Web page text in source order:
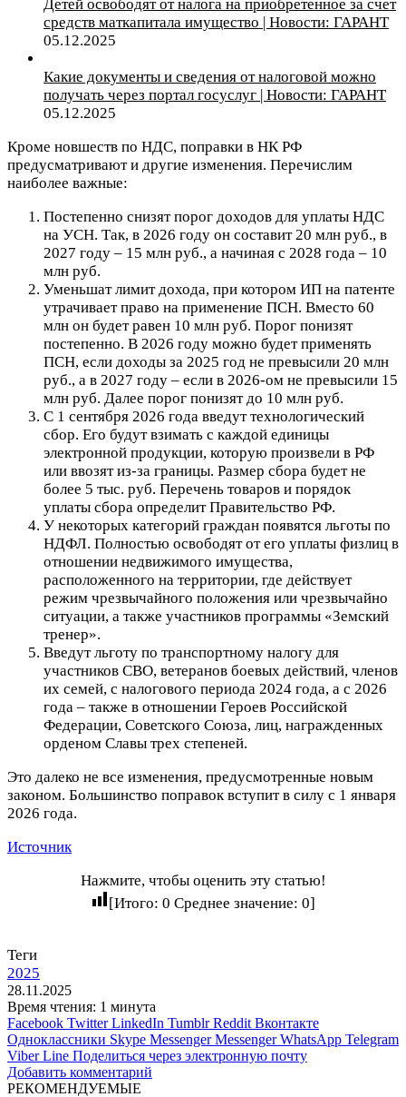
Детей освободят от налога на приобретенное за счет
средств маткапитала имущество | Новости: ГАРАНТ
05.12.2025
Какие документы и сведения от налоговой можно
получать через портал госуслуг | Новости: ГАРАНТ
05.12.2025
Кроме новшеств по НДС, поправки в НК РФ
предусматривают и другие изменения. Перечислим
наиболее важные:
Постепенно снизят порог доходов для уплаты НДС
на УСН. Так, в 2026 году он составит 20 млн руб., в
2027 году – 15 млн руб., а начиная с 2028 года – 10
млн руб.
Уменьшат лимит дохода, при котором ИП на патенте
утрачивает право на применение ПСН. Вместо 60
млн он будет равен 10 млн руб. Порог понизят
постепенно. В 2026 году можно будет применять
ПСН, если доходы за 2025 год не превысили 20 млн
руб., а в 2027 году – если в 2026-ом не превысили 15
млн руб. Далее порог понизят до 10 млн руб.
С 1 сентября 2026 года введут технологический
сбор. Его будут взимать с каждой единицы
электронной продукции, которую произвели в РФ
или ввозят из-за границы. Размер сбора будет не
более 5 тыс. руб. Перечень товаров и порядок
уплаты сбора определит Правительство РФ.
У некоторых категорий граждан появятся льготы по
НДФЛ. Полностью освободят от его уплаты физлиц в
отношении недвижимого имущества,
расположенного на территории, где действует
режим чрезвычайного положения или чрезвычайно
ситуации, а также участников программы «Земский
тренер».
Введут льготу по транспортному налогу для
участников СВО, ветеранов боевых действий, членов
их семей, с налогового периода 2024 года, а с 2026
года – также в отношении Героев Российской
Федерации, Советского Союза, лиц, награжденных
орденом Славы трех степеней.
Это далеко не все изменения, предусмотренные новым
законом. Большинство поправок вступит в силу с 1 января
2026 года.
Источник
Нажмите, чтобы оценить эту статью!
[Итого: 0 Среднее значение: 0]
Теги
2025
28.11.2025
Время чтения: 1 минута
Facebook Twitter LinkedIn Tumblr Reddit Вконтакте
Одноклассники Skype Messenger Messenger WhatsApp Telegram
Viber Line Поделиться через электронную почту
Добавить комментарий
РЕКОМЕНДУЕМЫЕ